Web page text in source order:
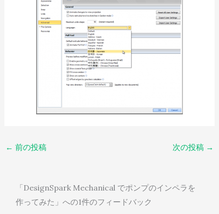
← 前の投稿 次の投稿 →
「DesignSpark Mechanical でポンプのインペラを
作ってみた」への1件のフィードバック